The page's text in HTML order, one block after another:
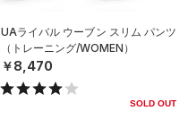
UAライバル ウーブン スリム パンツ
（トレーニング/WOMEN）
￥8,470
SOLD OUT